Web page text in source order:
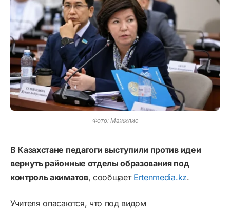
Фото: Мажилис
В Казахстане педагоги выступили против идеи
вернуть районные отделы образования под
контроль акиматов, сообщает Ertenmedia.kz.
Учителя опасаются, что под видом